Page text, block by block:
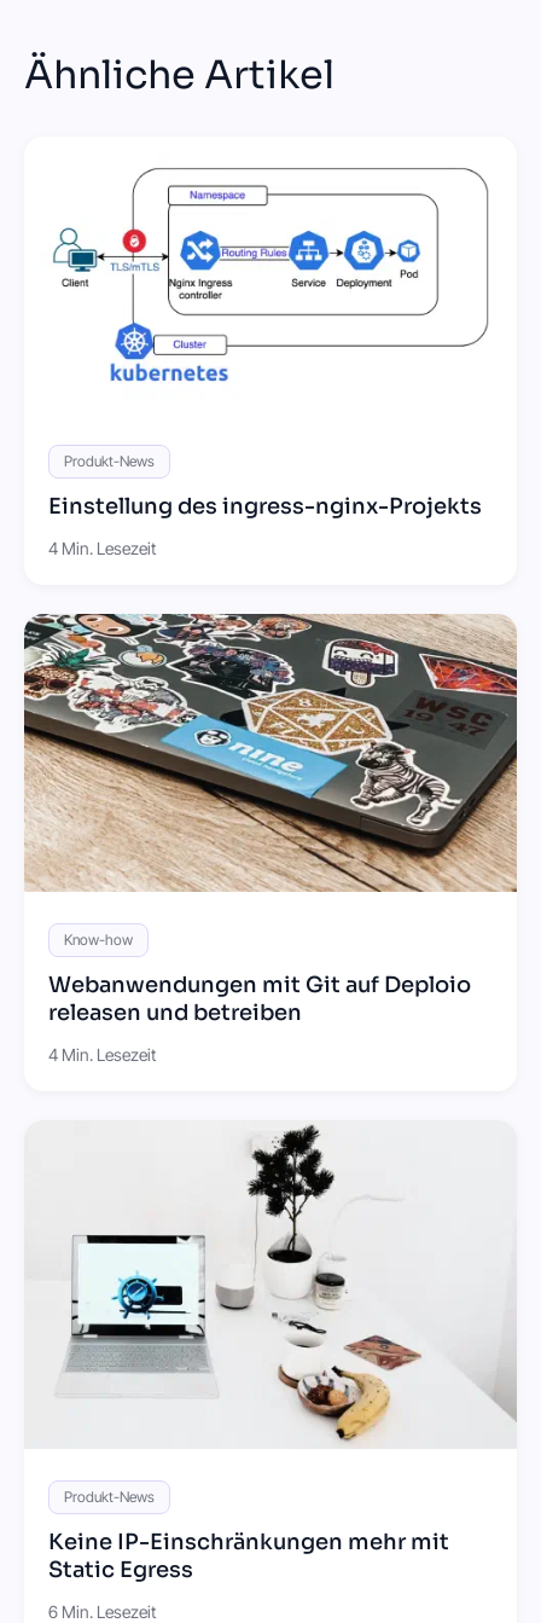
Ähnliche Artikel
Produkt-News
Einstellung des ingress-nginx-Projekts
4 Min. Lesezeit
Know-how
Webanwendungen mit Git auf Deploio
releasen und betreiben
4 Min. Lesezeit
Produkt-News
Keine IP-Einschränkungen mehr mit
Static Egress
6 Min. Lesezeit